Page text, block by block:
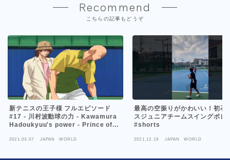
Recommend
こちらの記事もどうぞ
新テニスの王子様 フルエピソード
#17 - 川村波動球の力 - Kawamura
Hadoukyuu's power - Prince of
2021.03.07 JAPAN WORLD
最高の空振りがかわいい！初石
スジュニアチームスイングボレ
#shorts
2021.12.19 JAPAN WORLD